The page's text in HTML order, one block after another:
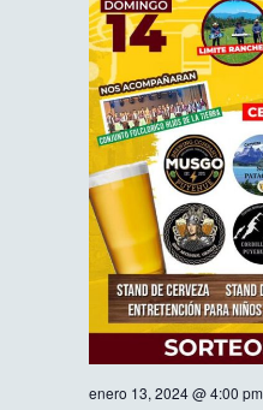
enero 13, 2024 @ 4:00 pm